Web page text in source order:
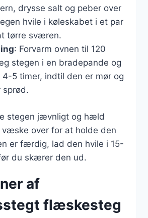
drysse salt og peber over
hvile i køleskabet i et par
tørre sværen.
: Forvarm ovnen til 120
stegen i en bradepande og
4-5 timer, indtil den er mør og
stegen jævnligt og hæld
over for at holde den
er færdig, lad den hvile i 15-
du skærer den ud.
af
flæskesteg